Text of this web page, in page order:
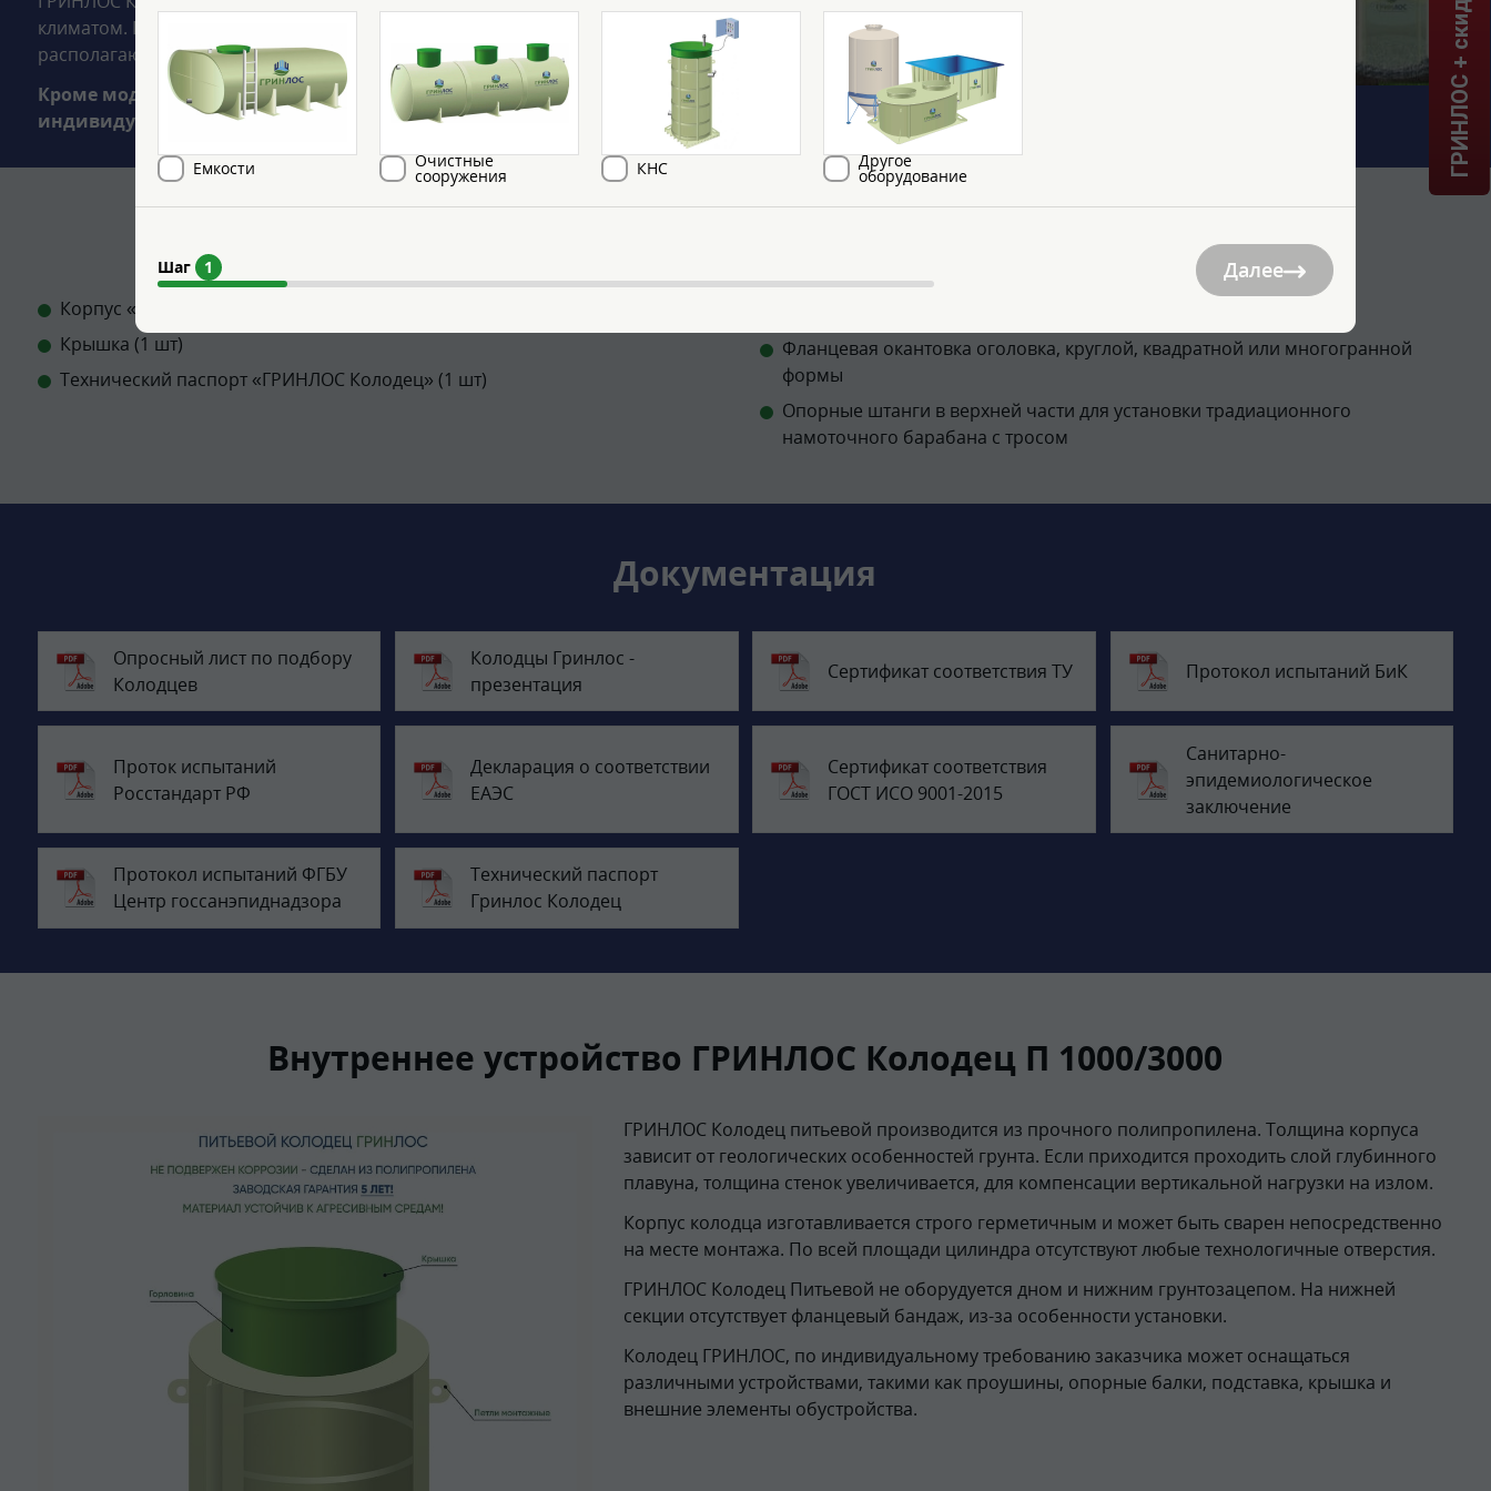
климатом. Главным условием является наличие водоносного слоя с питьевой водой,
располагающимся на доступной глубине.
Кроме моделей, представленных в каталоге, мы изготавливаем колодцы по
индивидуальным размерам.
Корпус «ГРИНЛОС Колодец Питьевой» (1 шт)
Крышка (1 шт)
Технический паспорт «ГРИНЛОС Колодец» (1 шт)
Фланцевая окантовка оголовка, круглой, квадратной или многогранной
формы
Опорные штанги в верхней части для установки традиационного
намоточного барабана с тросом
Документация
Опросный лист по подбору
Колодцев
Колодцы Гринлос -
презентация
Сертификат соответствия ТУ Протокол испытаний БиК
Проток испытаний
Росстандарт РФ
Декларация о соответствии
ЕАЭС
Сертификат соответствия
ГОСТ ИСО 9001-2015
Санитарно-
эпидемиологическое
заключение
Протокол испытаний ФГБУ
Центр госсанэпиднадзора
Технический паспорт
Гринлос Колодец
Внутреннее устройство ГРИНЛОС Колодец П 1000/3000
ГРИНЛОС Колодец питьевой производится из прочного полипропилена. Толщина корпуса
зависит от геологических особенностей грунта. Если приходится проходить слой глубинного
плавуна, толщина стенок увеличивается, для компенсации вертикальной нагрузки на излом.
Корпус колодца изготавливается строго герметичным и может быть сварен непосредственно
на месте монтажа. По всей площади цилиндра отсутствуют любые технологичные отверстия.
ГРИНЛОС Колодец Питьевой не оборудуется дном и нижним грунтозацепом. На нижней
секции отсутствует фланцевый бандаж, из-за особенности установки.
Колодец ГРИНЛОС, по индивидуальному требованию заказчика может оснащаться
различными устройствами, такими как проушины, опорные балки, подставка, крышка и
внешние элементы обустройства.
Емкости Очистные
сооружения КНС Другое
оборудование
Шаг 1 Далее